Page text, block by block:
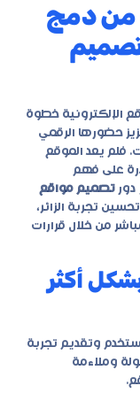
من دمج
الإلكترونية خطوة
حضورها الرقمي
فلم يعد الموقع
على فهم
تصميم مواقع
تجربة الزائر،
من خلال قرارات
أكثر
وتقديم تجربة
وملاءمة